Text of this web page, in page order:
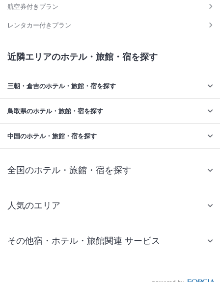
航空券付きプラン
レンタカー付きプラン
近隣エリアのホテル・旅館・宿を探す
三朝・倉吉のホテル・旅館・宿を探す
鳥取県のホテル・旅館・宿を探す
中国のホテル・旅館・宿を探す
全国のホテル・旅館・宿を探す
人気のエリア
仙台 ホテル
その他宿・ホテル・旅館関連 サービス